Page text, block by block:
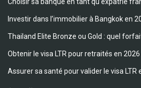
Investir dans l’immobilier à Bangkok en
Thailand Elite Bronze ou Gold : quel
Obtenir le visa LTR pour retraités en 2026
Assurer sa santé pour valider le visa LTR